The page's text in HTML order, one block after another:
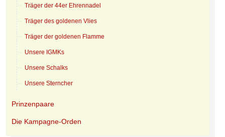
Träger der 44er Ehrennadel
Träger des goldenen Vlies
Träger der goldenen Flamme
Unsere IGMKs
Unsere Schalks
Unsere Sterncher
Prinzenpaare
Die Kampagne-Orden